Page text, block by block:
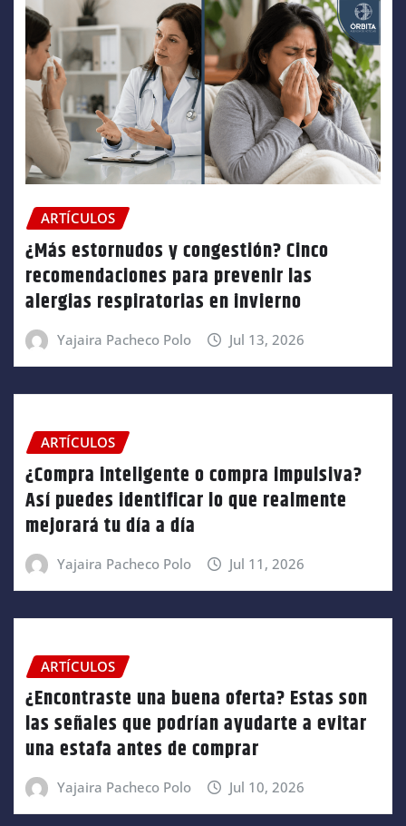
ARTÍCULOS
¿Más estornudos y congestión? Cinco
recomendaciones para prevenir las
alergias respiratorias en invierno
Yajaira Pacheco Polo Jul 13, 2026
ARTÍCULOS
¿Compra inteligente o compra impulsiva?
Así puedes identificar lo que realmente
mejorará tu día a día
Yajaira Pacheco Polo Jul 11, 2026
ARTÍCULOS
¿Encontraste una buena oferta? Estas son
las señales que podrían ayudarte a evitar
una estafa antes de comprar
Yajaira Pacheco Polo Jul 10, 2026